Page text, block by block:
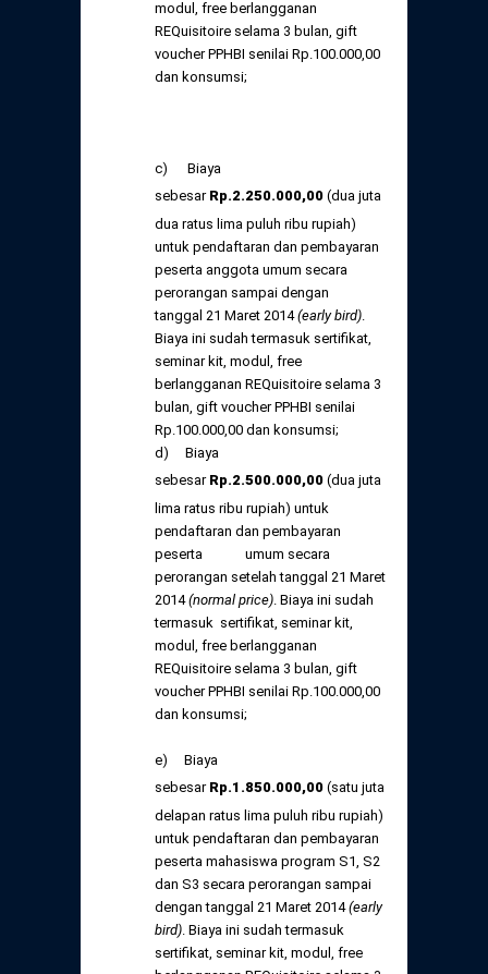
modul, free berlangganan
REQuisitoire selama 3 bulan, gift
voucher PPHBI senilai Rp.100.000,00
dan konsumsi;
c) Biaya
sebesar Rp.2.250.000,00 (dua juta
dua ratus lima puluh ribu rupiah)
untuk pendaftaran dan pembayaran
peserta anggota umum secara
perorangan sampai dengan
tanggal 21 Maret 2014(early bird)
Biaya ini sudah termasuk sertifikat,
seminar kit, modul, free
berlangganan REQuisitoire selama 3
bulan, gift voucher PPHBI senilai
Rp.100.000,00 dan konsumsi;
d) Biaya
sebesar Rp.2.500.000,00 (dua juta
lima ratus ribu rupiah) untuk
pendaftaran dan pembayaran
peserta umum secara
perorangan setelah tanggal 21 Maret
2014(normal price) . Biaya ini sudah
termasuk sertifikat, seminar kit,
modul, free berlangganan
REQuisitoire selama 3 bulan, gift
voucher PPHBI senilai Rp.100.000,00
dan konsumsi;
e) Biaya
sebesar Rp.1.850.000,00 (satu juta
delapan ratus lima puluh ribu rupiah)
untuk pendaftaran dan pembayaran
peserta mahasiswa program S1, S2
dan S3 secara perorangan sampai
dengan tanggal 21 Maret 2014(early
bird) . Biaya ini sudah termasuk
sertifikat, seminar kit, modul, free